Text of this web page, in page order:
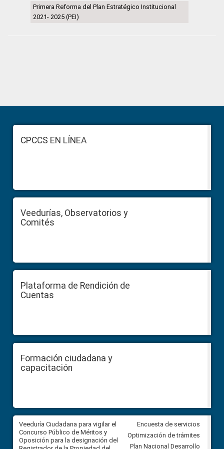
Primera Reforma del Plan Estratégico Institucional
2021- 2025 (PEI)
Sidebar
FooterCPCCS EN LÍNEA
Veedurías, Observatorios y
Comités
Plataforma de Rendición de
Cuentas
Formación ciudadana y
capacitación
Veeduría Ciudadana para vigilar el
Concurso Público de Méritos y
Oposición para la designación del
Veeduría Ciudadana para
construcción del asfaltado de
Encuesta de servicios
Optimización de trámites
Plan Nacional Desarrollo